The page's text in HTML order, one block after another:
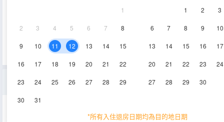
1
2 3 4 5 6 7 8
9 10 11 12 13 14 15
16 17 18 19 20 21 22
23 24 25 26 27 28 29
30 31
1
2 3
6 7 8 9 10
13 14 15 16 17
20 21 22 23 24
27 28 29 30
*所有入住退房日期均為目的地日期
標準三床房
18㎡ 2-3層 空調